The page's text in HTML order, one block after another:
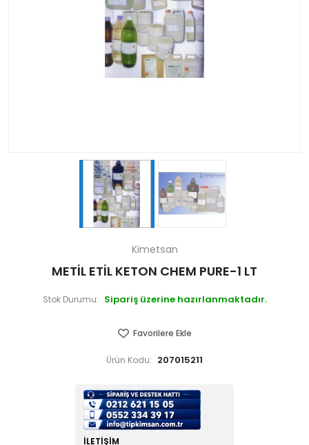
Kimetsan
METİL ETİL KETON CHEM PURE-1 LT
Stok Durumu: Sipariş üzerine hazırlanmaktadır.
Favorilere Ekle
Ürün Kodu: 207015211
İLETIŞIM